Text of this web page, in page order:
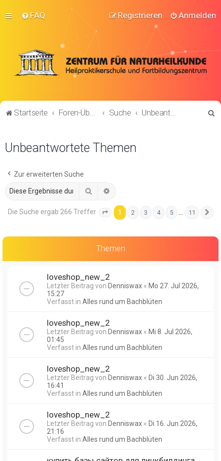
FAQ Anmelden
Registrieren
Startseite Foren-Übersicht Suche Unbeantwortete Themen
Unbeantwortete Themen
Zur erweiterten Suche
Suche
Die Suche ergab 266 Treffer Seite 1 von 11
1 2 3 4 5 … 11
Themen
loveshop_new_2
Letzter Beitrag von Denniswax « Mo 27. Jul 2026,
15:27
Verfasst in Alles rund um Bachblüten
loveshop_new_2
Letzter Beitrag von Denniswax « Mi 8. Jul 2026,
01:45
Verfasst in Alles rund um Bachblüten
loveshop_new_2
Letzter Beitrag von Denniswax « Di 30. Jun 2026,
16:41
Verfasst in Alles rund um Bachblüten
loveshop_new_2
Letzter Beitrag von Denniswax « Di 16. Jun 2026,
21:16
Verfasst in Alles rund um Bachblüten